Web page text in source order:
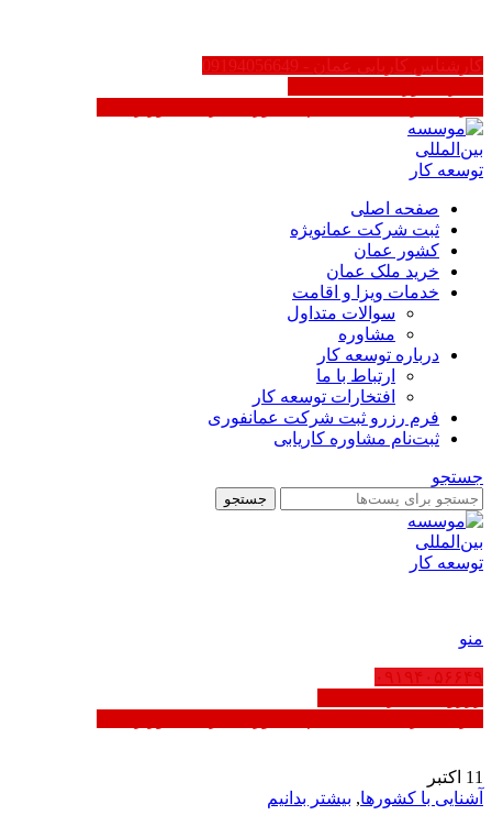
کارشناس کاریابی عمان - 09194056649
صفحه اصلی
ثبت شرکت عمانویژه
کشور عمان
خرید ملک عمان
خدمات ویزا و اقامت
سوالات متداول
مشاوره
درباره توسعه کار
ارتباط با ما
افتخارات توسعه کار
فرم رزرو ثبت شرکت عمانفوری
ثبت‌نام مشاوره کاریابی
جستجو
جستجو
منو
۰۹۱۹۴۰۵۶۶۴۹
11 اکتبر
آشنایی با کشورها, بیشتر بدانیم